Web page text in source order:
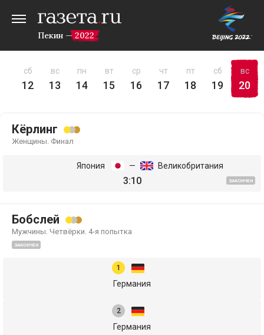
Пекин — 2022
сб
12
вс
13
пн
14
вт
15
ср
16
чт
17
пт
18
сб
19
вс
20
Кёрлинг
Женщины. Финал
Япония — Великобритания
3:10 ЗАКОНЧЕН
Бобслей
Мужчины. Четвёрки. 4-я попытка
ЗАКОНЧЕН
Германия
Германия